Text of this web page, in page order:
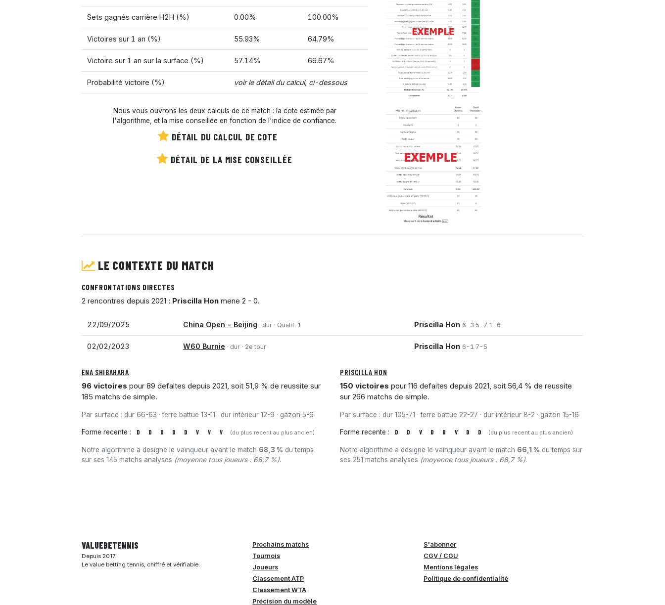
Sets gagnés carrière H2H (%) 0.00% 100.00%
Victoires sur 1 an (%) 55.93% 64.79%
Victoire sur 1 an sur la surface (%) 57.14% 66.67%
Probabilité victoire (%) voir le détail du calcul, ci-dessous
Nous vous ouvrons les deux calculs de ce match : la cote estimée par
l'algorithme, et la mise conseillée en fonction de l'indice de confiance.
DÉTAIL DU CALCUL DE COTE
DÉTAIL DE LA MISE CONSEILLÉE
LE CONTEXTE DU MATCH
CONFRONTATIONS DIRECTES
2 rencontres depuis 2021 : Priscilla Honmene 2 - 0.
22/09/2025 China Open - Beijing · dur · Qualif. 1 Priscilla Hon 6-3 5-7 1-6
02/02/2023 W60 Burnie · dur · 2e tour Priscilla Hon 6-1 7-5
ENA SHIBAHARA
96 victoires pour 89 defaites depuis 2021, soit 51,9 % de reussite sur
185 matchs de simple.
Par surface : dur 66-63 · terre battue 13-11 · dur intérieur 12-9 · gazon 5-6
Forme recente : D D D D D V V V (du plus recent au plus ancien)
Notre algorithme a designe le vainqueur avant le match 68,3 % du temps
sur ses 145 matchs analyses (moyenne tous joueurs : 68,7 %).
PRISCILLA HON
150 victoires pour 116 defaites depuis 2021, soit 56,4 % de reussite
sur 266 matchs de simple.
Par surface : dur 105-71 · terre battue 22-27 · dur intérieur 8-2 · gazon 15-16
Forme recente : D D V D D V D D (du plus recent au plus ancien)
Notre algorithme a designe le vainqueur avant le match 66,1 % du temps sur
ses 251 matchs analyses (moyenne tous joueurs : 68,7 %).
VALUEBETENNIS
Depuis 2017.
Le value betting tennis, chiffré et vérifiable.
Prochains matchs
Tournois
Joueurs
Classement ATP
Classement WTA
Précision du modèle
S'abonner
CGV / CGU
Mentions légales
Politique de confidentialité